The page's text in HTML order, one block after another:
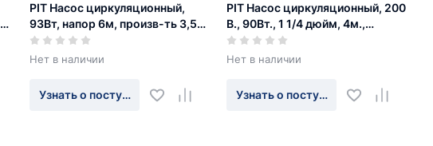
PIT Насос циркуляционный,
93Вт, напор 6м, произв-ть 3,5
куб.м/час, D-отв. 32мм
Нет в наличии
Узнать о поступлении
PIT Насос циркуляционный, 200
В., 90Вт., 1 1/4 дюйм, 4м.,
произв-ть 3м.куб./ч.
Нет в наличии
Узнать о поступлении